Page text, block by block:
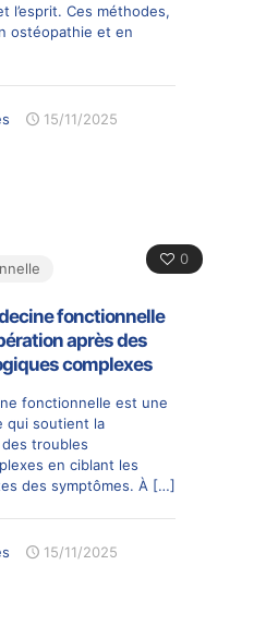
l’esprit. Ces méthodes,
ostéopathie et en
15/11/2025
0
fonctionnelle
après des
complexes
fonctionnelle est une
qui soutient la
troubles
en ciblant les
des symptômes. À […]
15/11/2025